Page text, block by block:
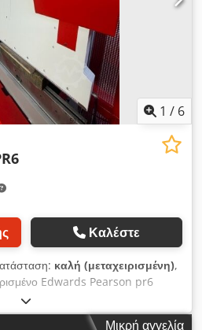
1 / 6
Καλέστε
καλή (μεταχειρισμένη),
Edwards Pearson pr6
πώληση Βίντεο στο κάτω μέρος
Edwards Pearson PR6
Μικρή αγγελία